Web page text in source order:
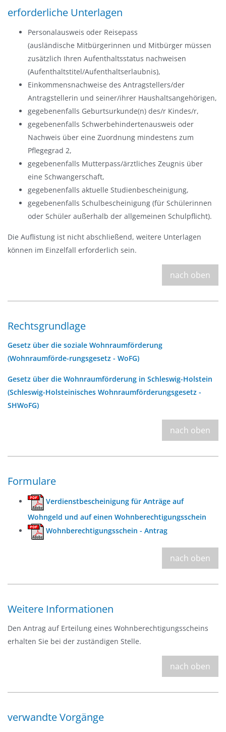
erforderliche Unterlagen
Personalausweis oder Reisepass
(ausländische Mitbürgerinnen und Mitbürger müssen
zusätzlich Ihren Aufenthaltsstatus nachweisen
(Aufenthaltstitel/Aufenthaltserlaubnis),
Einkommensnachweise des Antragstellers/der
Antragstellerin und seiner/ihrer Haushaltsangehörigen,
gegebenenfalls Geburtsurkunde(n) des/r Kindes/r,
gegebenenfalls Schwerbehindertenausweis oder
Nachweis über eine Zuordnung mindestens zum
Pflegegrad 2,
gegebenenfalls Mutterpass/ärztliches Zeugnis über
eine Schwangerschaft,
gegebenenfalls aktuelle Studienbescheinigung,
gegebenenfalls Schulbescheinigung (für Schülerinnen
oder Schüler außerhalb der allgemeinen Schulpflicht).
Die Auflistung ist nicht abschließend, weitere Unterlagen
können im Einzelfall erforderlich sein.
nach oben
Rechtsgrundlage
Gesetz über die soziale Wohnraumförderung
(Wohnraumförde-rungsgesetz - WoFG)
Gesetz über die Wohnraumförderung in Schleswig-Holstein
(Schleswig-Holsteinisches Wohnraumförderungsgesetz -
SHWoFG)
nach oben
Formulare
Verdienstbescheinigung für Anträge auf
Wohngeld und auf einen Wohnberechtigungsschein
Wohnberechtigungsschein - Antrag
nach oben
Weitere Informationen
Den Antrag auf Erteilung eines Wohnberechtigungsscheins
erhalten Sie bei der zuständigen Stelle.
nach oben
verwandte Vorgänge